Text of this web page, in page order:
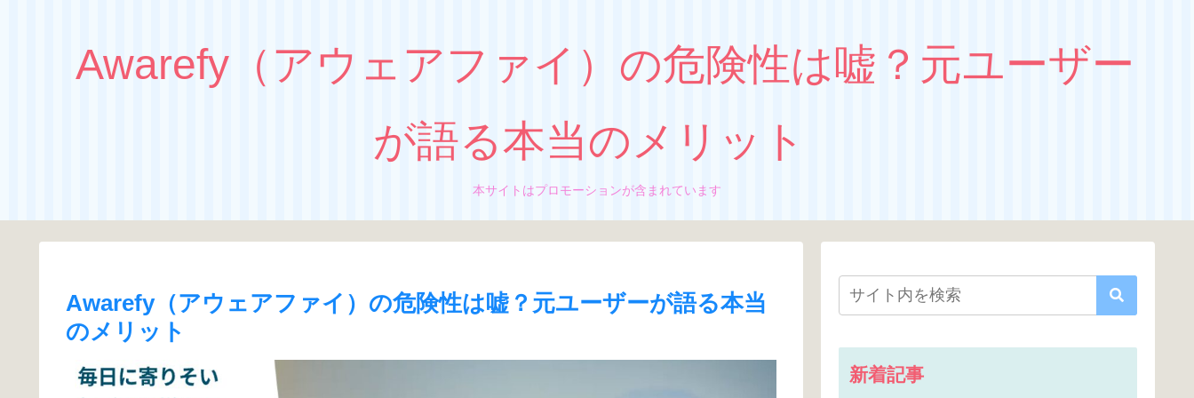
Awarefy（アウェアファイ）の危険性は嘘？元ユーザー
が語る本当のメリット
本サイトはプロモーションが含まれています
Awarefy（アウェアファイ）の危険性は嘘？元ユーザーが語る本当
のメリット
新着記事